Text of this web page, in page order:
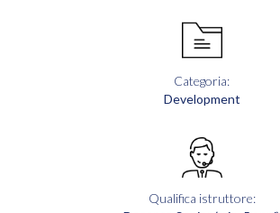
Categoria:
Development
Qualifica istruttore: